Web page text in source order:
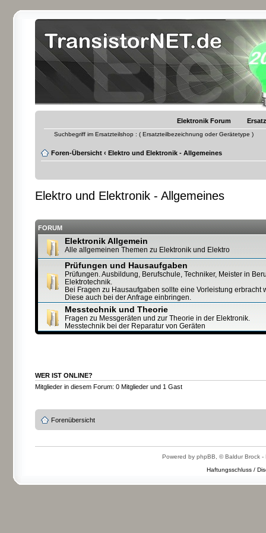
Elektronik Forum
Suchbegriff im Ersatzteilshop : ( Ersatzteilbezeichnung oder Gerätetype )
Foren-Übersicht ‹ Elektro und Elektronik - Allgemeines
Elektro und Elektronik - Allgemeines
FORUM
Elektronik Allgemein
Alle allgemeinen Themen zu Elektronik und Elektro
Prüfungen und Hausaufgaben
Prüfungen. Ausbildung, Berufschule, Techniker, Meister in
Elektrotechnik.
Bei Fragen zu Hausaufgaben sollte eine Vorleistung erbracht
Diese auch bei der Anfrage einbringen.
Messtechnik und Theorie
Fragen zu Messgeräten und zur Theorie in der Elektronik.
Messtechnik bei der Reparatur von Geräten
WER IST ONLINE?
Mitglieder in diesem Forum: 0 Mitglieder und 1 Gast
Forenübersicht
Powered by phpBB, © Baldur Brock -
Haftungsschluss /